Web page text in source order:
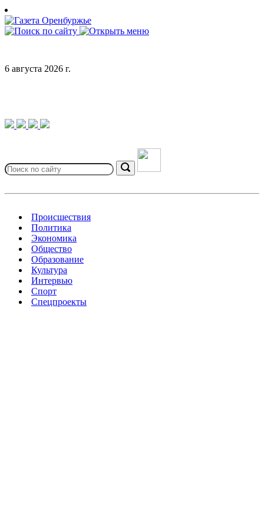
Skip
to
content
6 августа 2026 г.
for:
Search
Происшествия
Политика
Экономика
Общество
Образование
Культура
Интервью
Спорт
Спецпроекты